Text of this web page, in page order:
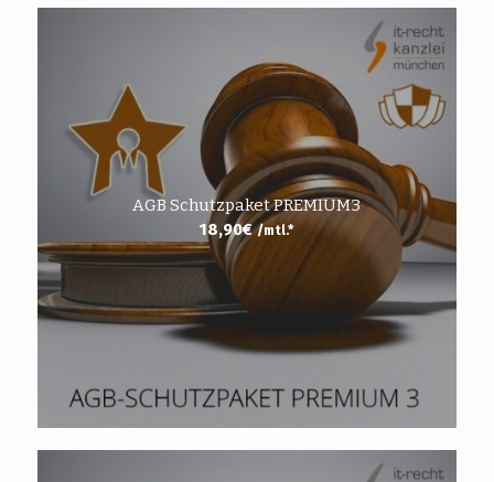
AGB Schutzpaket PREMIUM3
18,90€ /mtl.*